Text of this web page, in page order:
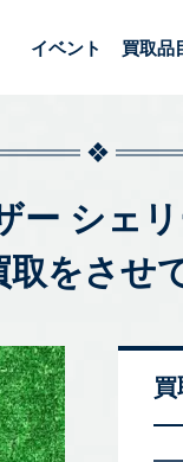
イベント 買取品
ー シェ
をさせ